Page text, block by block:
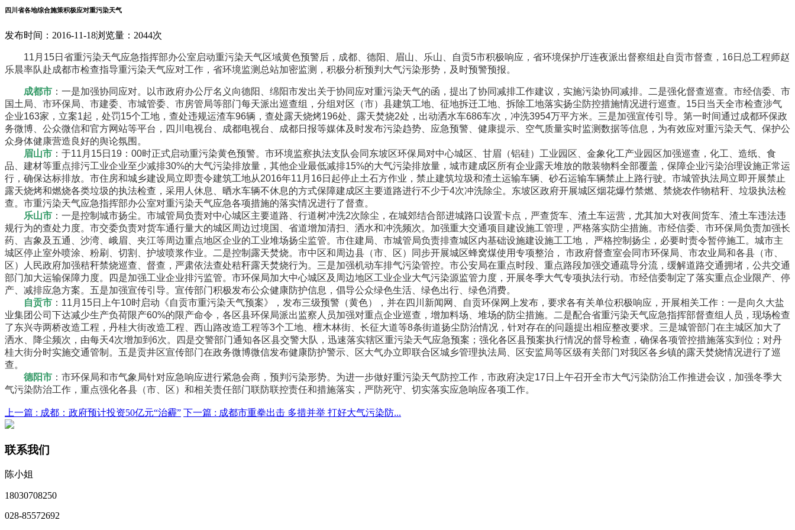
四川省各地综合施策积极应对重污染天气
发布时间：2016-11-18浏览量：2044次
11月15日省重污染天气应急指挥部办公室启动重污染天气区域黄色预警后，成都、德阳、眉山、乐山、自贡5市积极响应，省环境保护厅连夜派出督察组赴自贡市督查，16日总工程师赵
乐晨率队赴成都市检查指导重污染天气应对工作，省环境监测总站加密监测，积极分析预判大气污染形势，及时预警预报。
成都市 ：一是加强协同应对。以市政府办公厅名义向德阳、绵阳市发出关于协同应对重污染天气的函，提出了协同减排工作建议，实施污染协同减排。二是强化督查巡查。市经信委、市
国土局、市环保局、市建委、市城管委、市房管局等部门每天派出巡查组，分组对区（市）县建筑工地、征地拆迁工地、拆除工地落实扬尘防控措施情况进行巡查。15日当天全市检查涉气
企业163家，立案1起，处罚15个工地，查处违规运渣车96辆，查处露天烧烤196处、露天焚烧2处，出动洒水车686车次，冲洗3954万平方米。三是加强宣传引导。第一时间通过成都环保政
务微博、公众微信和官方网站等平台，四川电视台、成都电视台、成都日报等媒体及时发布污染趋势、应急预警、健康提示、空气质量实时监测数据等信息，为有效应对重污染天气、保护公
众身体健康营造良好的舆论氛围。
眉山市 ：于11月15日19：00时正式启动重污染黄色预警。市环境监察执法支队会同东坡区环保局对中心城区、甘眉（铝硅）工业园区、金象化工产业园区加强巡查，化工、造纸、食
品、建材等重点排污工业企业至少减排30%的大气污染排放量，其他企业最低减排15%的大气污染排放量，城市建成区所有企业露天堆放的散装物料全部覆盖，保障企业污染治理设施正常运
行，确保达标排放。市住房和城乡建设局立即责令建筑工地从2016年11月16日起停止土石方作业，禁止建筑垃圾和渣土运输车辆、砂石运输车辆禁止上路行驶。市城管执法局立即开展禁止
露天烧烤和燃烧各类垃圾的执法检查，采用人休息、晒水车辆不休息的方式保障建成区主要道路进行不少于4次冲洗除尘。东坡区政府开展城区烟花爆竹禁燃、禁烧农作物秸秆、垃圾执法检
查。市重污染天气应急指挥部办公室对重污染天气应急各项措施的落实情况进行了督查。
乐山市 ：一是控制城市扬尘。市城管局负责对中心城区主要道路、行道树冲洗2次除尘，在城郊结合部进城路口设置卡点，严查货车、渣土车运营，尤其加大对夜间货车、渣土车违法违
规行为的查处力度。市交委负责对货车通行量大的城区周边过境国、省道增加清扫、洒水和冲洗频次。加强重大交通项目建设施工管理，严格落实防尘措施。市经信委、市环保局负责加强长
药、吉象及五通、沙湾、峨眉、夹江等周边重点地区企业的工业堆场扬尘监管。市住建局、市城管局负责排查城区内基础设施建设施工工地， 严格控制扬尘，必要时责令暂停施工。城市主
城区停止室外喷涂、粉刷、切割、护坡喷浆作业。二是控制露天焚烧。市中区和周边县（市、区）同步开展城区蜂窝煤使用专项整治， 市政府督查室会同市环保局、市农业局和各县（市、
区）人民政府加强秸秆禁烧巡查、督查，严肃依法查处秸秆露天焚烧行为。三是加强机动车排气污染管控。市公安局在重点时段、重点路段加强交通疏导分流，缓解道路交通拥堵，公共交通
部门加大运输保障力度。四是加强工业企业排污监管。市环保局加大中心城区及周边地区工业企业大气污染源监管力度，开展冬季大气专项执法行动。市经信委制定了落实重点企业限产、停
产、减排应急方案。五是加强宣传引导。宣传部门积极发布公众健康防护信息，倡导公众绿色生活、绿色出行、绿色消费。
自贡市 ：11月15日上午10时启动《自贡市重污染天气预案》，发布三级预警（黄色），并在四川新闻网、自贡环保网上发布，要求各有关单位积极响应，开展相关工作：一是向久大盐
业集团公司下达减少生产负荷限产60%的限产命令，各区县环保局派出监察人员加强对重点企业巡查，增加料场、堆场的防尘措施。二是配合省重污染天气应急指挥部督查组人员，现场检查
了东兴寺两桥改造工程，丹桂大街改造工程、西山路改造工程等3个工地、檀木林街、长征大道等8条街道扬尘防治情况，针对存在的问题提出相应整改要求。三是城管部门在主城区加大了
洒水、降尘频次，由每天4次增加到6次。四是交警部门通知各区县交警大队，迅速落实辖区重污染天气应急预案；强化各区县预案执行情况的督导检查，确保各项管控措施落实到位；对丹
桂大街分时实施交通管制。五是贡井区宣传部门在政务微博微信发布健康防护警示、区大气办立即联合区城乡管理执法局、区安监局等区级有关部门对我区各乡镇的露天焚烧情况进行了巡
查。
德阳市 ：市环保局和市气象局针对应急响应进行紧急会商，预判污染形势。为进一步做好重污染天气防控工作，市政府决定17日上午召开全市大气污染防治工作推进会议，加强冬季大
气污染防治工作，重点强化各县（市、区）和相关责任部门联防联控责任和措施落实，严防死守、切实落实应急响应各项工作。
上一篇 : 成都：政府预计投资50亿元“治霾” 下一篇 : 成都市重拳出击 多措并举 打好大气污染防...
联系我们
陈小姐
18030708250
028-85572692